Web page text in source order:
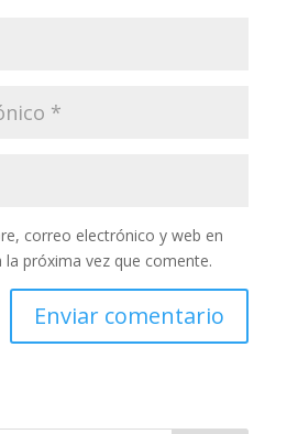
correo electrónico y web en
la próxima vez que comente.